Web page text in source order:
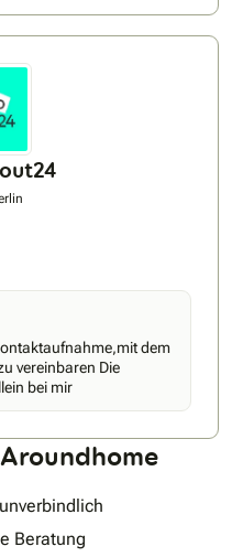
von unnötigen
Preis zu erzielen.
dem
Die
bei mir
Beratung